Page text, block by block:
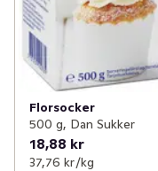
Florsocker
500 g, Dan Sukker
18,88 kr
37,76 kr /kg